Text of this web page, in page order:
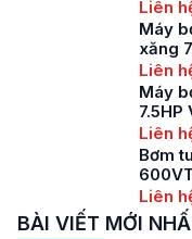
Liên
Máy
xăng
Liên
Máy
7.5HP
Liên
Bơm
Liên
BÀI VIẾT MỚI